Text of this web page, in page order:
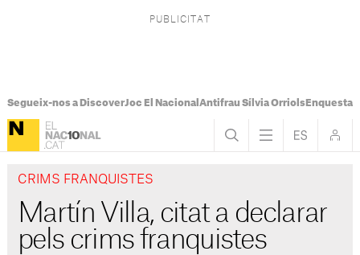
Segueix-nos a DiscoverJoc El Nacional Antifrau Sílvia OrriolsEnquesta
CRIMS FRANQUISTES
Martín Villa, citat a declarar
pels crims franquistes